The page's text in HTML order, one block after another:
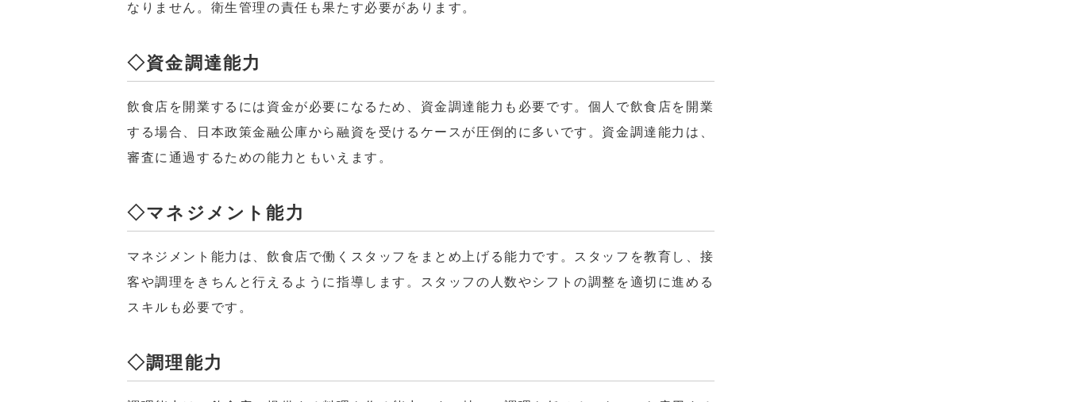
なりません。衛生管理の責任も果たす必要があります。
◇資金調達能力
飲食店を開業するには資金が必要になるため、資金調達能力も必要です。個人で飲食店を開業
する場合、日本政策金融公庫から融資を受けるケースが圧倒的に多いです。資金調達能力は、
審査に通過するための能力ともいえます。
◇マネジメント能力
マネジメント能力は、飲食店で働くスタッフをまとめ上げる能力です。スタッフを教育し、接
客や調理をきちんと行えるように指導します。スタッフの人数やシフトの調整を適切に進める
スキルも必要です。
◇調理能力